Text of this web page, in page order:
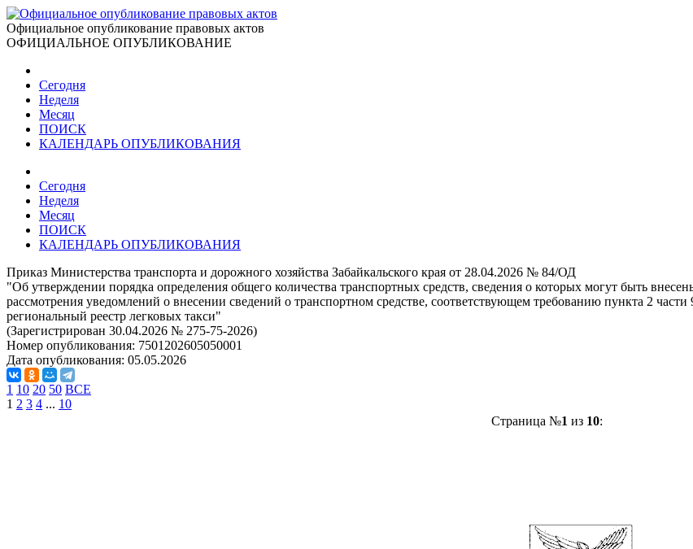
Официальное опубликование правовых актов
ОФИЦИАЛЬНОЕ ОПУБЛИКОВАНИЕ
Сегодня
Неделя
Месяц
ПОИСК
КАЛЕНДАРЬ ОПУБЛИКОВАНИЯ
Сегодня
Неделя
Месяц
ПОИСК
КАЛЕНДАРЬ ОПУБЛИКОВАНИЯ
Приказ Министерства транспорта и дорожного хозяйства Забайкальского края от 28.04.2026 № 84/ОД
"Об утверждении порядка определения общего количества транспортных средств, сведения о которых могут быть
рассмотрения уведомлений о внесении сведений о транспортном средстве, соответствующем требованию пункта 2
региональный реестр легковых такси"
(Зарегистрирован 30.04.2026 № 275-75-2026)
Номер опубликования: 7501202605050001
Дата опубликования: 05.05.2026
1 10 20 50 ВСЕ
1 2 3 4 ... 10
Страница №1 из 10: